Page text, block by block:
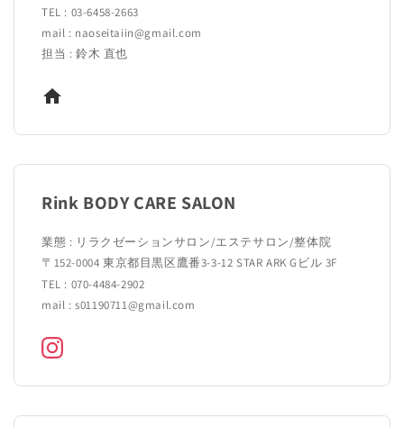
TEL : 03-6458-2663
mail : naoseitaiin@gmail.com
担当 : 鈴木 直也
Rink BODY CARE SALON
業態 : リラクゼーションサロン/エステサロン/整体院
〒152-0004 東京都目黒区鷹番3-3-12 STAR ARK Gビル 3F
TEL : 070-4484-2902
mail : s01190711@gmail.com